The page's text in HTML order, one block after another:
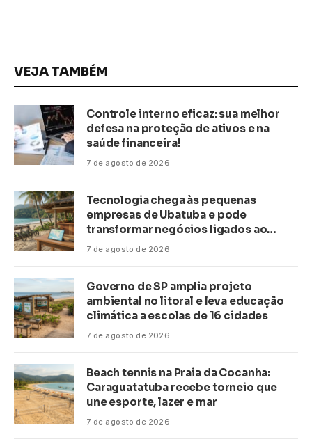
VEJA TAMBÉM
Controle interno eficaz: sua melhor
defesa na proteção de ativos e na
saúde financeira!
7 de agosto de 2026
Tecnologia chega às pequenas
empresas de Ubatuba e pode
transformar negócios ligados ao
turismo no litoral
7 de agosto de 2026
Governo de SP amplia projeto
ambiental no litoral e leva educação
climática a escolas de 16 cidades
7 de agosto de 2026
Beach tennis na Praia da Cocanha:
Caraguatatuba recebe torneio que
une esporte, lazer e mar
7 de agosto de 2026